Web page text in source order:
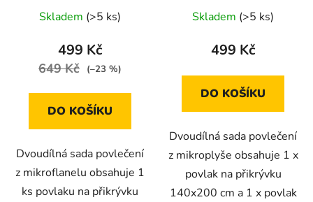
postel
Skladem (>5 ks)
499 Kč
649 Kč (–23 %)
DO KOŠÍKU
Dvoudílná sada povlečení
z mikroflanelu obsahuje 1
ks povlaku na přikrývku
Skladem (>5 ks)
499 Kč
DO KOŠÍKU
Dvoudílná sada povlečení
z mikroplyše obsahuje 1 x
povlak na přikrývku
140x200 cm a 1 x povlak